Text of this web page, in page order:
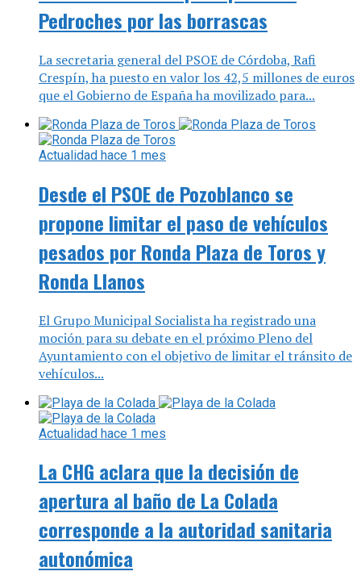
Pedroches por las borrascas
La secretaria general del PSOE de Córdoba, Rafi
Crespín, ha puesto en valor los 42,5 millones de euros
que el Gobierno de España ha movilizado para...
Actualidad hace 1 mes
Desde el PSOE de Pozoblanco se
propone limitar el paso de vehículos
pesados por Ronda Plaza de Toros y
Ronda Llanos
El Grupo Municipal Socialista ha registrado una
moción para su debate en el próximo Pleno del
Ayuntamiento con el objetivo de limitar el tránsito de
vehículos...
Actualidad hace 1 mes
La CHG aclara que la decisión de
apertura al baño de La Colada
corresponde a la autoridad sanitaria
autonómica